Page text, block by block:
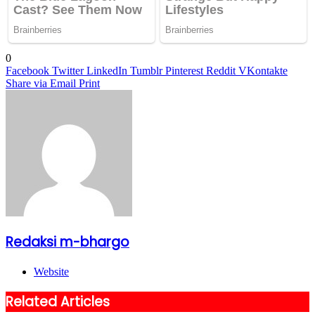
0
Facebook Twitter LinkedIn Tumblr Pinterest Reddit VKontakte
Share via Email Print
Redaksi m-bhargo
Website
Related Articles